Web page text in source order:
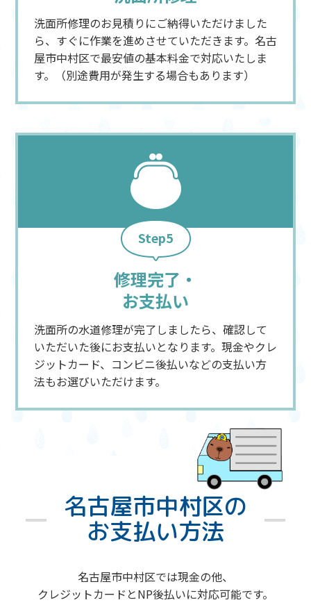
洗面所修理のお見積りにご納得いただけました
ら、すぐに作業を進めさせていただきます。名古
屋市中村区で最安値の基本料金で対応いたしま
す。（別途費用が発生する場合もあります）
Step5
修理完了・
お支払い
洗面所の水道修理が完了しましたら、確認して
いただいた後にお支払いとなります。現金やクレ
ジットカード、コンビニ後払いなどの支払い方
法もお選びいただけます。
名古屋市中村区の
お支払い方法
名古屋市中村区では現金の他、
クレジットカードとNP後払いに対応可能です。